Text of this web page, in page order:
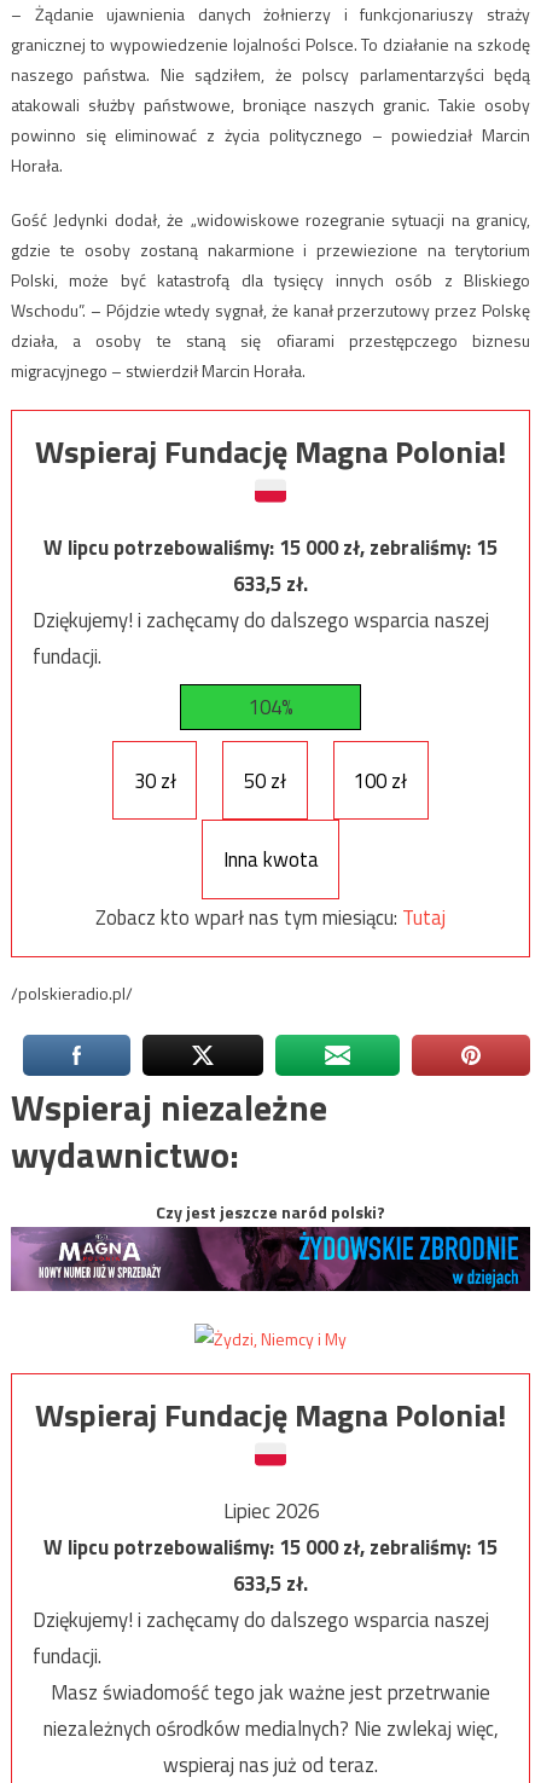
– Żądanie ujawnienia danych żołnierzy i funkcjonariuszy straży
granicznej to wypowiedzenie lojalności Polsce. To działanie na szkodę
naszego państwa. Nie sądziłem, że polscy parlamentarzyści będą
atakowali służby państwowe, broniące naszych granic. Takie osoby
powinno się eliminować z życia politycznego – powiedział Marcin
Horała.
Gość Jedynki dodał, że „widowiskowe rozegranie sytuacji na granicy,
gdzie te osoby zostaną nakarmione i przewiezione na terytorium
Polski, może być katastrofą dla tysięcy innych osób z Bliskiego
Wschodu”. – Pójdzie wtedy sygnał, że kanał przerzutowy przez Polskę
działa, a osoby te staną się ofiarami przestępczego biznesu
migracyjnego – stwierdził Marcin Horała.
Wspieraj Fundację Magna Polonia!
W lipcu potrzebowaliśmy:15 000zł, zebraliśmy:15
633,5zł.
Dziękujemy! i zachęcamy do dalszego wsparcia naszej
fundacji.
104%
30 zł 50 zł 100 zł
Inna kwota
Zobacz kto wparł nas tym miesiącu: Tutaj
/polskieradio.pl/
Wspieraj niezależne
wydawnictwo:
Czy jest jeszcze naród polski?
Wspieraj Fundację Magna Polonia!
Lipiec 2026
W lipcu potrzebowaliśmy:15 000zł, zebraliśmy:15
633,5zł.
Dziękujemy! i zachęcamy do dalszego wsparcia naszej
fundacji.
Masz świadomość tego jak ważne jest przetrwanie
niezależnych ośrodków medialnych? Nie zwlekaj więc,
wspieraj nas już od teraz.